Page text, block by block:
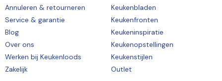
Annuleren & retourneren
Service & garantie
Blog
Over ons
Werken bij Keukenloods
Zakelijk
Keukenbladen
Keukenfronten
Keukeninspiratie
Keukenopstellingen
Keukenstijlen
Outlet